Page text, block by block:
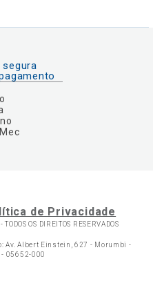
de Privacidade
-TODOS OS DIREITOS RESERVADOS
Av. Albert Einstein, 627 - Morumbi -
- 05652-000